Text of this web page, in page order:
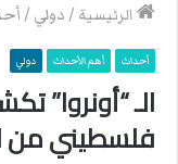
الرئيسية /دولي /
أحداث أهم الأحداث دولي
فلسطيني من